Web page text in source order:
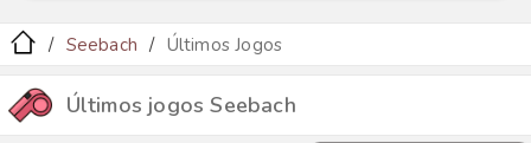
Seebach Últimos Jogos
Últimos jogos Seebach